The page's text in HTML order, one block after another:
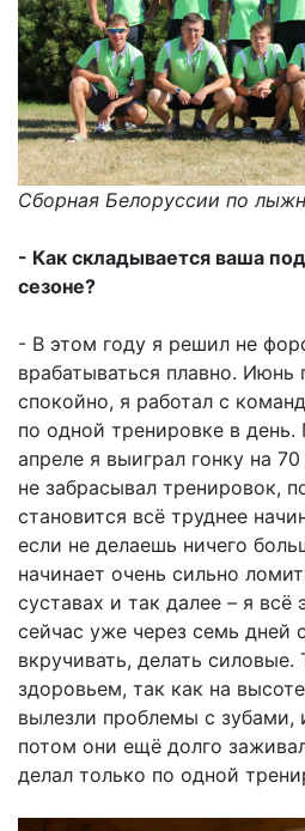
Сборная Белоруссии по
- Как складывается ваша
сезоне?
- В этом году я решил не
врабатываться плавно. Июнь
спокойно, я работал с
по одной тренировке в день.
апреле я выиграл гонку на
не забрасывал тренировок,
становится всё труднее
если не делаешь ничего
начинает очень сильно
суставах и так далее – я
сейчас уже через семь дней
вкручивать, делать силовые.
здоровьем, так как на
вылезли проблемы с зубами,
потом они ещё долго
делал только по одной